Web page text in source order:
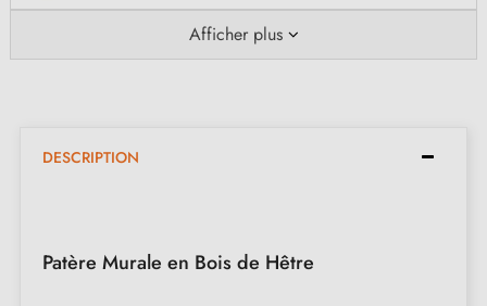
Afficher plus
DESCRIPTION
Patère Murale en Bois de Hêtre